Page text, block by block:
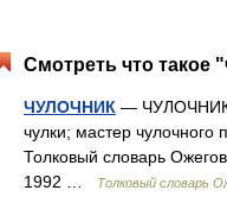
Смотреть что такое
ЧУЛОЧНИК — ЧУЛОЧНИК,
чулки; мастер чулочного
Толковый словарь
1992 …
Толковый словарь